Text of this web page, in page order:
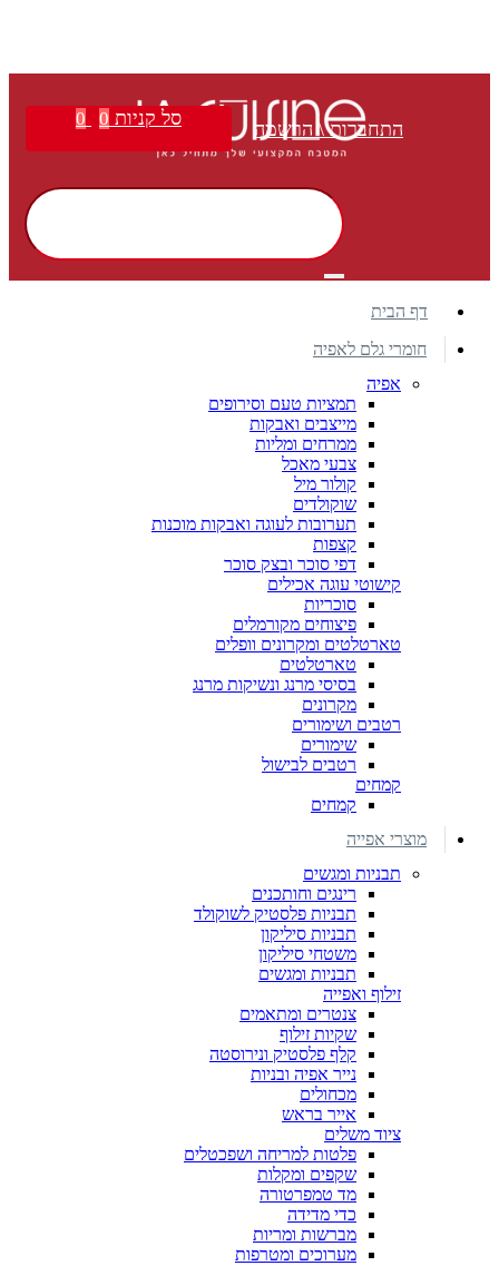
התחברות \ הרשמה סל קניות 0
0
דף הבית
חומרי גלם לאפיה
אפיה
תמציות טעם וסירופים
מייצבים ואבקות
ממרחים ומליות
צבעי מאכל
קולור מיל
שוקולדים
תערובות לעוגה ואבקות מוכנות
קצפות
דפי סוכר ובצק סוכר
קישוטי עוגה אכילים
סוכריות
פיצוחים מקורמלים
טארטלטים ומקרונים וופלים
טארטלטים
בסיסי מרנג ונשיקות מרנג
מקרונים
רטבים ושימורים
שימורים
רטבים לבישול
קמחים
קמחים
מוצרי אפייה
תבניות ומגשים
רינגים וחותכנים
תבניות פלסטיק לשוקולד
תבניות סיליקון
משטחי סיליקון
תבניות ומגשים
זילוף ואפייה
צנטרים ומתאמים
שקיות זילוף
קלף פלסטיק ונירוסטה
נייר אפיה ובניות
מכחולים
אייר בראש
ציוד משלים
פלטות למריחה ושפכטלים
שקפים ומקלות
מד טמפרטורה
כדי מדידה
מברשות ומריות
מערוכים ומטרפות